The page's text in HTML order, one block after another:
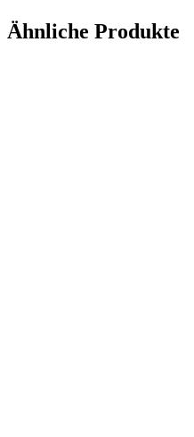
Ähnliche Produkte